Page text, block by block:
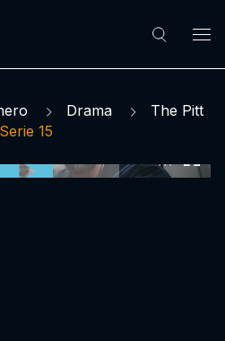
Drama
The Pitt
Serie 15